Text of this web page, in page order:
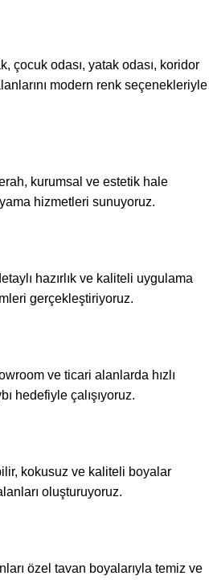
çocuk odası, yatak odası, koridor
modern renk seçenekleriyle
kurumsal ve estetik hale
hizmetleri sunuyoruz.
hazırlık ve kaliteli uygulama
gerçekleştiriyoruz.
ve ticari alanlarda hızlı
hedefiyle çalışıyoruz.
kokusuz ve kaliteli boyalar
oluşturuyoruz.
özel tavan boyalarıyla temiz ve